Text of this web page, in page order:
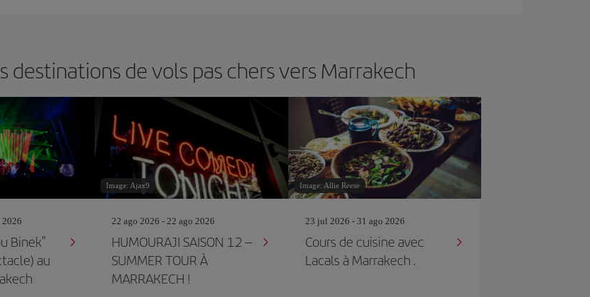
destinations de vols pas chers vers Marrakech
2026
Binek"
au
Image: Ajax9
22 ago 2026 - 22 ago 2026
HUMOURAJI SAISON 12 –
SUMMER TOUR À
MARRAKECH !
Image: Allie Reese
23 jul 2026 - 31 ago 2026
Cours de cuisine avec
Lacals à Marrakech .